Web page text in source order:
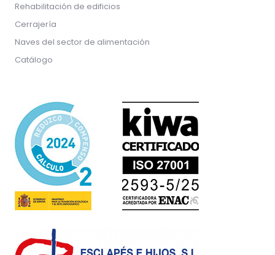
Rehabilitación de edificios
Cerrajería
Naves del sector de alimentación
Catálogo